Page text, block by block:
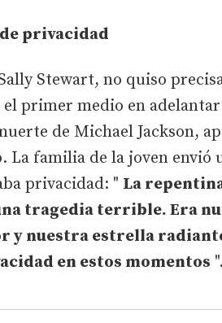
privacidad
Stewart, no quiso
primer medio en
de Michael Jackson,
La familia de la joven envió
privacidad: " La
tragedia terrible. Era
y nuestra estrella
en estos momentos ".